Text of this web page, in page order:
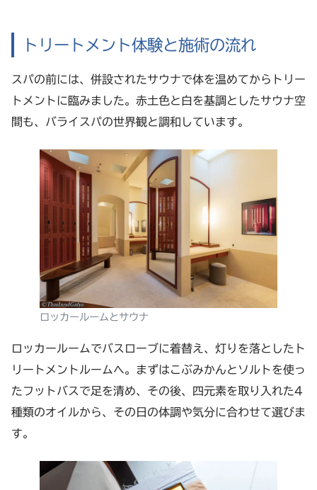
トリートメント体験と施術の流れ
スパの前には、併設されたサウナで体を温めてからトリー
トメントに臨みました。赤土色と白を基調としたサウナ空
間も、バライスパの世界観と調和しています。
ロッカールームとサウナ
ロッカールームでバスローブに着替え、灯りを落としたト
リートメントルームへ。まずはこぶみかんとソルトを使っ
たフットバスで足を清め、その後、四元素を取り入れた4
種類のオイルから、その日の体調や気分に合わせて選びま
す。